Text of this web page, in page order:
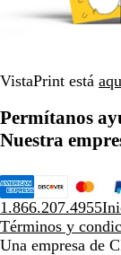
VistaPrint está
Permítanos
Nuestra
1.866.207.4955
Términos y
Una empresa de